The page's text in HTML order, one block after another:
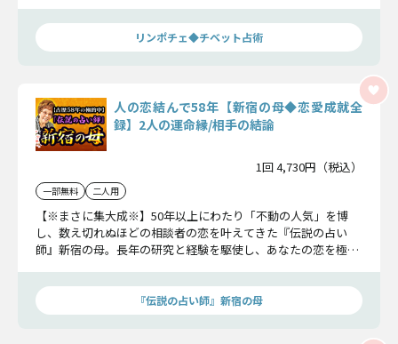
リンポチェ◆チベット占術
人の恋結んで58年【新宿の母◆恋愛成就全
録】2人の運命縁/相手の結論
1回 4,730円（税込）
一部無料 二人用
【※まさに集大成※】50年以上にわたり「不動の人気」を博
し、数え切れぬほどの相談者の恋を叶えてきた『伝説の占い
師』新宿の母。長年の研究と経験を駆使し、あなたの恋を極細
『伝説の占い師』新宿の母